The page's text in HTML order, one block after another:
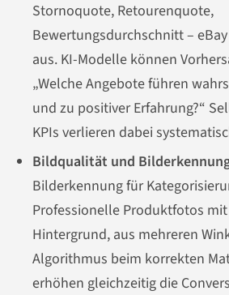
Stornoquote, Retourenquote,
Bewertungsdurchschnitt –
aus. KI-Modelle können
„Welche Angebote führen
und zu positiver Erfahrung?“
KPIs verlieren dabei
Bildqualität und
Bilderkennung für
Professionelle Produktfotos
Hintergrund, aus mehreren
Algorithmus beim korrekten
erhöhen gleichzeitig die